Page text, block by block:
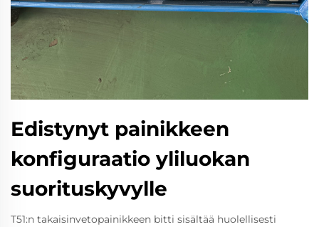
Edistynyt painikkeen
konfiguraatio yliluokan
suorituskyvylle
T51:n takaisinvetopainikkeen bitti sisältää huolellisesti